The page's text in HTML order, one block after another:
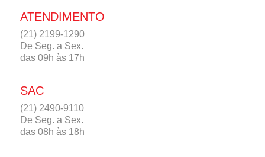
ATENDIMENTO
(21) 2199-1290
De Seg. a Sex.
das 09h às 17h
SAC
(21) 2490-9110
De Seg. a Sex.
das 08h às 18h